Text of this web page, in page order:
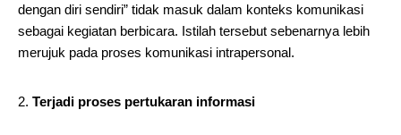
dengan diri sendiri” tidak masuk dalam konteks komunikasi
sebagai kegiatan berbicara. Istilah tersebut sebenarnya lebih
merujuk pada proses komunikasi intrapersonal.
Terjadi proses pertukaran informasi